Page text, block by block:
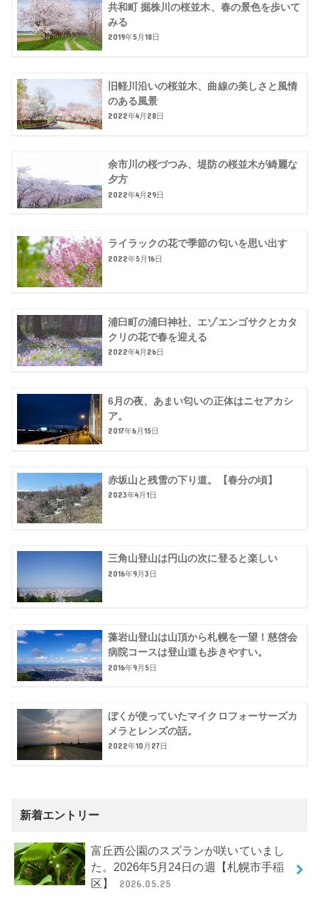
共和町 掘株川の桜並木、春の景色を歩いて
みる
2019年5月18日
旧軽川沿いの桜並木、曲線の美しさと風情
のある風景
2022年4月28日
余市川の桜づつみ、堤防の桜並木が綺麗な
夕方
2022年4月29日
ライラックの花で季節の匂いを思い出す
2022年5月16日
浦臼町の浦臼神社、エゾエンゴサクとカタ
クリの花で春を迎える
2022年4月26日
6月の夜、あまい匂いの正体はニセアカシ
ア。
2017年6月15日
赤坂山と残雪の下り道。【春分の頃】
2023年4月1日
三角山登山は円山の次に登ると楽しい
2016年9月3日
藻岩山登山は山頂から札幌を一望！慈啓会
病院コースは登山道も歩きやすい。
2016年9月5日
ぼくが使っていたマイクロフォーサーズカ
メラとレンズの話。
2022年10月27日
新着エントリー
富丘西公園のスズランが咲いていまし
た。2026年5月24日の週【札幌市手稲
区】
2026.05.25